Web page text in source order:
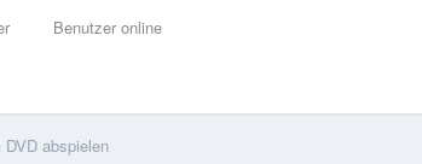
Benutzer online
abspielen